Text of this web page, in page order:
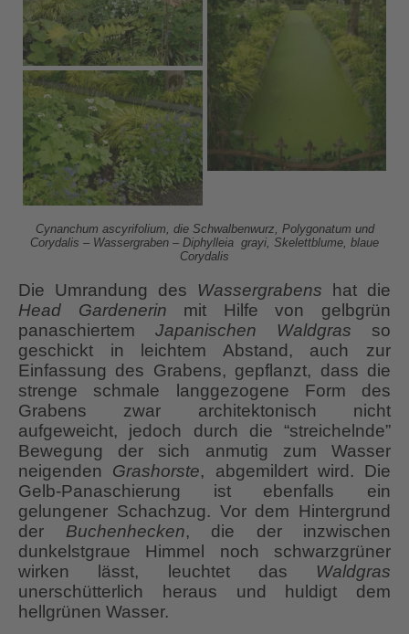
Cynanchum ascyrifolium, die Schwalbenwurz, Polygonatum und
Corydalis – Wassergraben – Diphylleia grayi, Skelettblume, blaue
Corydalis
Die Umrandung des Wassergrabens hat die
Head Gardenerin mit Hilfe von gelbgrün
panaschiertem Japanischen Waldgras so
geschickt in leichtem Abstand, auch zur
Einfassung des Grabens, gepflanzt, dass die
strenge schmale langgezogene Form des
Grabens zwar architektonisch nicht
aufgeweicht, jedoch durch die “streichelnde”
Bewegung der sich anmutig zum Wasser
neigenden Grashorste, abgemildert wird. Die
Gelb-Panaschierung ist ebenfalls ein
gelungener Schachzug. Vor dem Hintergrund
der Buchenhecken, die der inzwischen
dunkelstgraue Himmel noch schwarzgrüner
wirken lässt, leuchtet das Waldgras
unerschütterlich heraus und huldigt dem
hellgrünen Wasser.